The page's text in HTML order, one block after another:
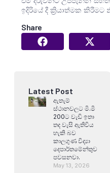
ඉදිරියේ දී ක්‍රියාත්මක කිරීමට
Share
Latest Post
ඇතැම්
ස්ථානවලට මි.මි
200ට වැඩි ඉතා
තද වැසි ඇතිවිය
හැකි බව
කාලගුණ විද්‍යා
දෙපාර්තමේන්තුව
පවසනවා.
May 13, 2026